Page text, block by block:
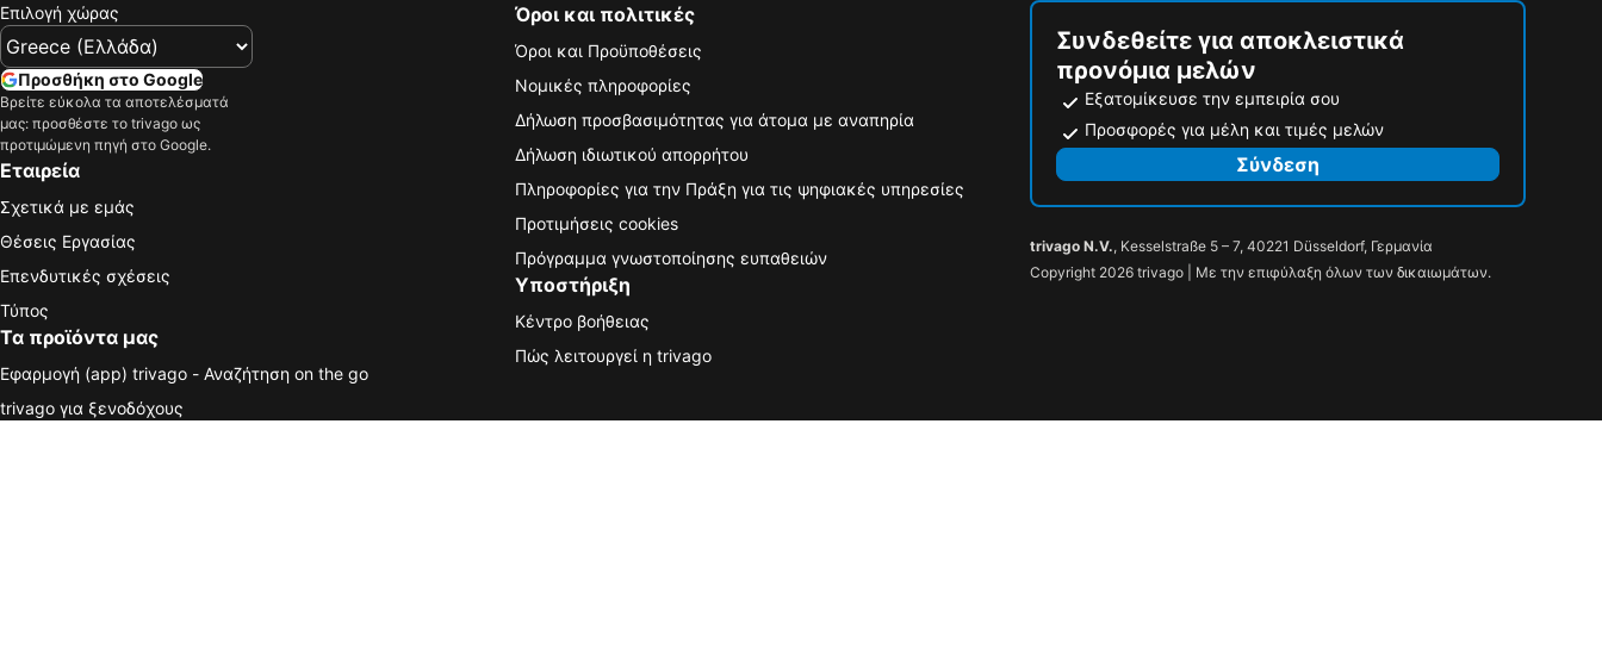
Επιλογή χώρας
Προσθήκη στο Google
Βρείτε εύκολα τα αποτελέσματά
μας: προσθέστε το trivago ως
προτιμώμενη πηγή στο Google.
Εταιρεία
Σχετικά με εμάς
Θέσεις Εργασίας
Επενδυτικές σχέσεις
Τύπος
Τα προϊόντα μας
Εφαρμογή (app) trivago - Αναζήτηση on the go
trivago για ξενοδόχους
Όροι και πολιτικές
Όροι και Προϋποθέσεις
Νομικές πληροφορίες
Δήλωση προσβασιμότητας για άτομα με αναπηρία
Δήλωση ιδιωτικού απορρήτου
Πληροφορίες για την Πράξη για τις ψηφιακές υπηρεσίες
Προτιμήσεις cookies
Πρόγραμμα γνωστοποίησης ευπαθειών
Υποστήριξη
Κέντρο βοήθειας
Πώς λειτουργεί η trivago
Συνδεθείτε για αποκλειστικά
προνόμια μελών
Εξατομίκευσε την εμπειρία σου
Προσφορές για μέλη και τιμές μελών
Σύνδεση
trivago N.V., Kesselstraße 5 – 7, 40221 Düsseldorf, Γερμανία
Copyright 2026 trivago | Με την επιφύλαξη όλων των δικαιωμάτων.